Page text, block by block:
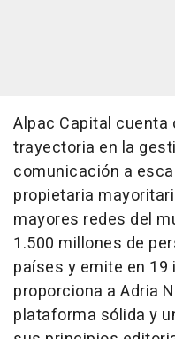
Alpac Capital cuenta
trayectoria en la
comunicación a
propietaria
mayores redes del
1.500 millones de
países y emite en
proporciona a Adria
plataforma sólida y